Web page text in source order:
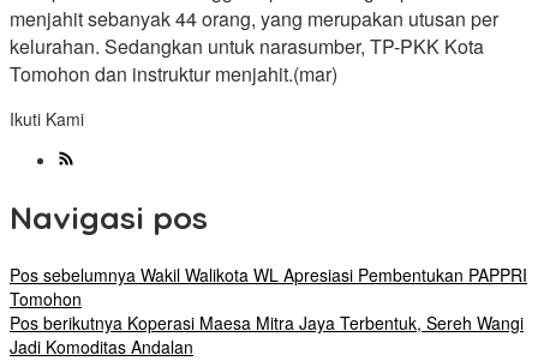
menjahit sebanyak 44 orang, yang merupakan utusan per
kelurahan. Sedangkan untuk narasumber, TP-PKK Kota
Tomohon dan instruktur menjahit.(mar)
Ikuti Kami
Navigasi pos
Pos sebelumnya Wakil Walikota WL Apresiasi Pembentukan PAPPRI
Tomohon
Pos berikutnya Koperasi Maesa Mitra Jaya Terbentuk, Sereh Wangi
Jadi Komoditas Andalan